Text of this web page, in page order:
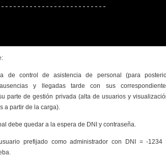
de control de asistencia de personal (para
y llegadas tarde con sus
parte de gestión privada (alta de usuarios y
a partir de la carga).
debe quedar a la espera de DNI y contraseña.
prefijado como administrador con DNI = -1234